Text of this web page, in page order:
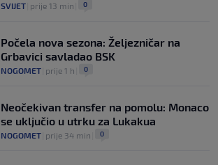
SVIJET prije 13 min 0
Počela nova sezona: Željezničar na
Grbavici savladao BSK
NOGOMET prije 1 h 0
Neočekivan transfer na pomolu: Monaco
se uključio u utrku za Lukakua
NOGOMET prije 34 min 0